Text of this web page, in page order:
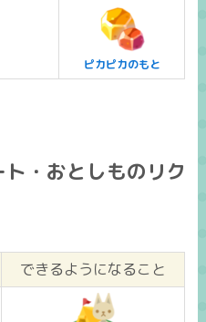
ピカピカのもと
・おとしものリク
できるようになること